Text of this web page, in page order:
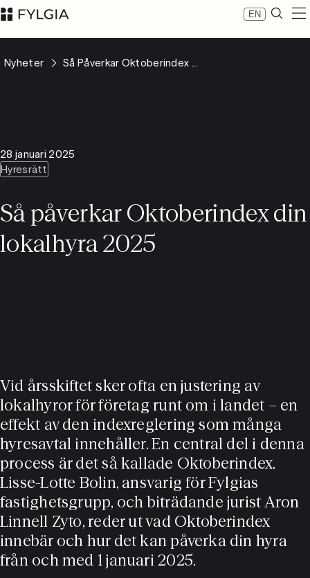
EN
Medarbetare
Besöksadress: Nybrogatan 11, Stockholm
Postadress: Box 55555, 102 04 Stockholm
inbox@fylgia.se
LinkedIn
Kontakta oss
Nyheter Så Påverkar Oktoberindex ...
28 januari 2025
Hyresrätt
Så påverkar Oktoberindex din
lokalhyra 2025
Vid årsskiftet sker ofta en justering av
lokalhyror för företag runt om i landet – en
effekt av den indexreglering som många
hyresavtal innehåller. En central del i denna
process är det så kallade Oktoberindex.
Lisse-Lotte Bolin, ansvarig för Fylgias
fastighetsgrupp, och biträdande jurist Aron
Linnell Zyto, reder ut vad Oktoberindex
innebär och hur det kan påverka din hyra
från och med 1 januari 2025.